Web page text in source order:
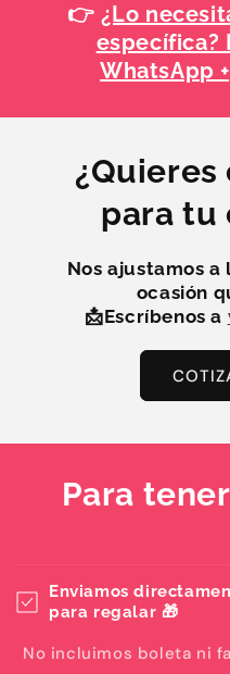
👉 ¿Lo
específica?
WhatsApp
para tu
Nos ajustamos
ocasión
📩Escríbenos a
Para
Enviamos
para regalar 🎁
No incluimos boleta ni